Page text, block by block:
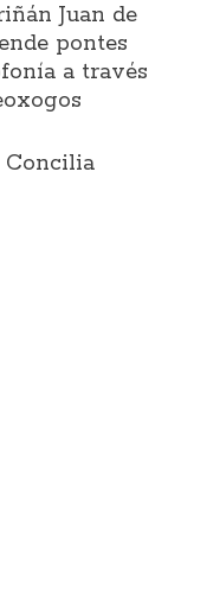
Juan de
pontes
a través
Concilia